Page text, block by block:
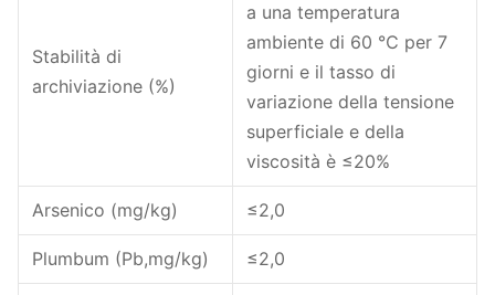
Stabilità di
archiviazione (%)
a una temperatura
ambiente di 60 ℃ per 7
giorni e il tasso di
variazione della tensione
superficiale e della
viscosità è ≤20%
Arsenico (mg/kg) ≤2,0
Plumbum (Pb,mg/kg) ≤2,0